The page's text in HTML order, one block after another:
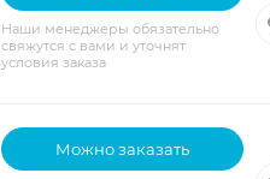
Наши менеджеры обязательно
свяжутся с вами и уточнят
условия заказа
Можно заказать